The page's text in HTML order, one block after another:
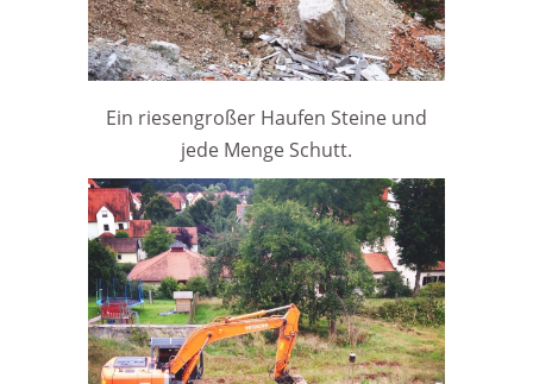
Ein riesengroßer Haufen Steine und
jede Menge Schutt.